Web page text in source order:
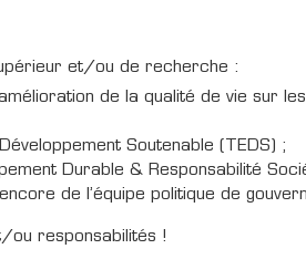
et/ou de recherche :
de la qualité de vie sur
Soutenable (TEDS) ;
Durable & Responsabilité
de l’équipe politique de
ou responsabilités !